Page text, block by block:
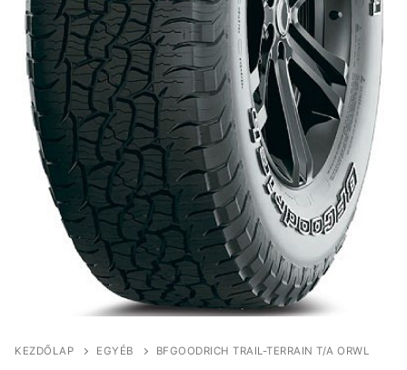
KEZDŐLAP EGYÉB BFGOODRICH TRAIL-TERRAIN T/A ORWL